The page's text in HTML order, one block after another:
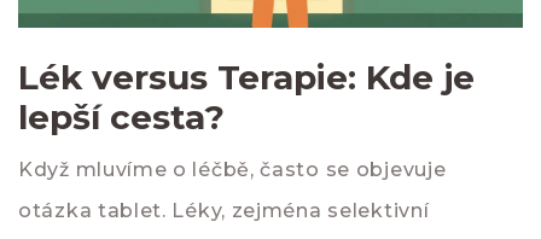
Lék versus Terapie: Kde je
lepší cesta?
Když mluvíme o léčbě, často se objevuje
otázka tablet. Léky, zejména selektivní